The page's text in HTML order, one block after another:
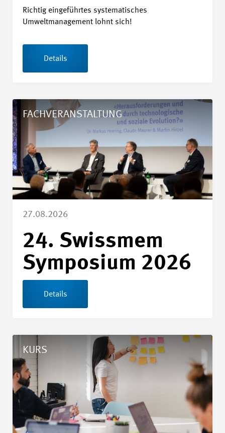
Richtig eingeführtes systematisches
Umweltmanagement lohnt sich!
Details
FACHVERANSTALTUNG
27.08.2026
24. Swissmem
Symposium 2026
Details
Details 24. Swissmem Symposium 2026
KURS
Details Lean Six Sigma Green Belt Zertifizierung